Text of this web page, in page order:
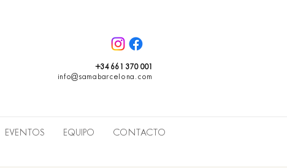
+34 661 370 001
info@samabarcelona.com
EVENTOS EQUIPO CONTACTO